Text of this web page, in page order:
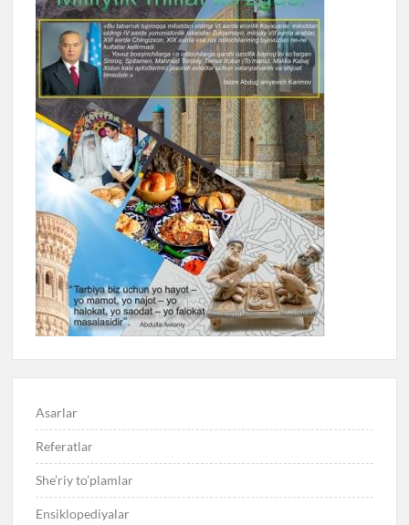
Asarlar
Referatlar
She’riy to’plamlar
Ensiklopediyalar